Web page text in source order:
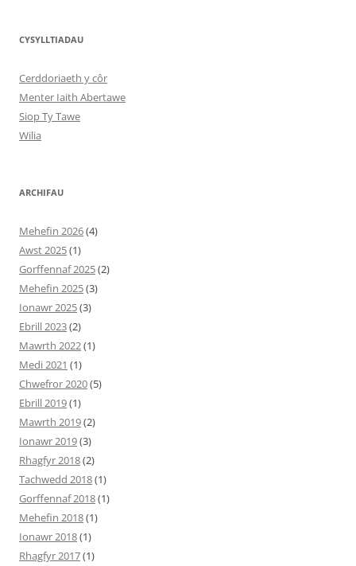
CYSYLLTIADAU
Cerddoriaeth y côr
Menter Iaith Abertawe
Siop Ty Tawe
Wilia
ARCHIFAU
Mehefin 2026(4)
Awst 2025(1)
Gorffennaf 2025(2)
Mehefin 2025(3)
Ionawr 2025(3)
Ebrill 2023(2)
Mawrth 2022(1)
Medi 2021 (1)
Chwefror 2020(5)
Ebrill 2019(1)
Mawrth 2019(2)
Ionawr 2019(3)
Rhagfyr 2018(2)
Tachwedd 2018(1)
Gorffennaf 2018(1)
Mehefin 2018(1)
Ionawr 2018(1)
Rhagfyr 2017(1)